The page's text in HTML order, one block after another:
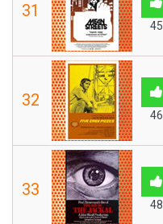
31
45
32
46
33
48